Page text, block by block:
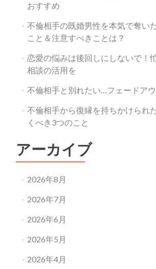
おすすめ
不倫相手の既婚男性を本気で奪い
こと＆注意すべきことは？
恋愛の悩みは後回しにしないで！
相談の活用を
不倫相手と別れたい…フェードア
不倫相手から復縁を持ちかけられ
くべき3つのこと
アーカイブ
2026年8月
2026年7月
2026年6月
2026年5月
2026年4月